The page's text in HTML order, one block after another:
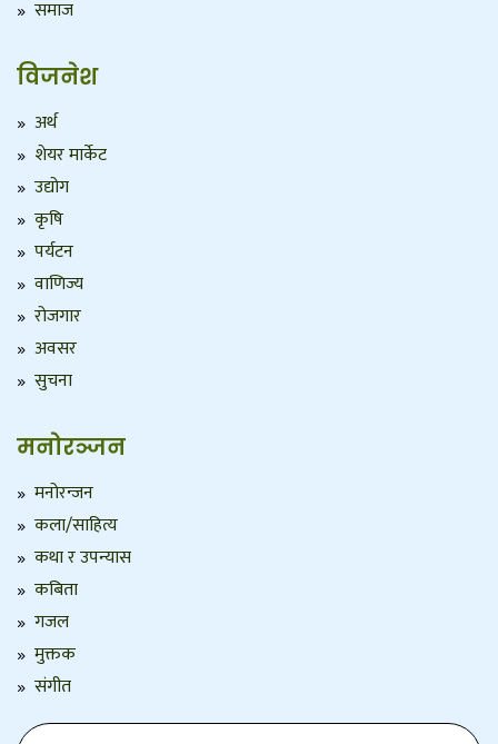
समाज
विजनेश
अर्थ
शेयर मार्केट
उद्योग
कृषि
पर्यटन
वाणिज्य
रोजगार
अवसर
सुचना
मनोरञ्जन
मनोरन्जन
कला/साहित्य
कथा र उपन्यास
कबिता
गजल
मुक्तक
संगीत